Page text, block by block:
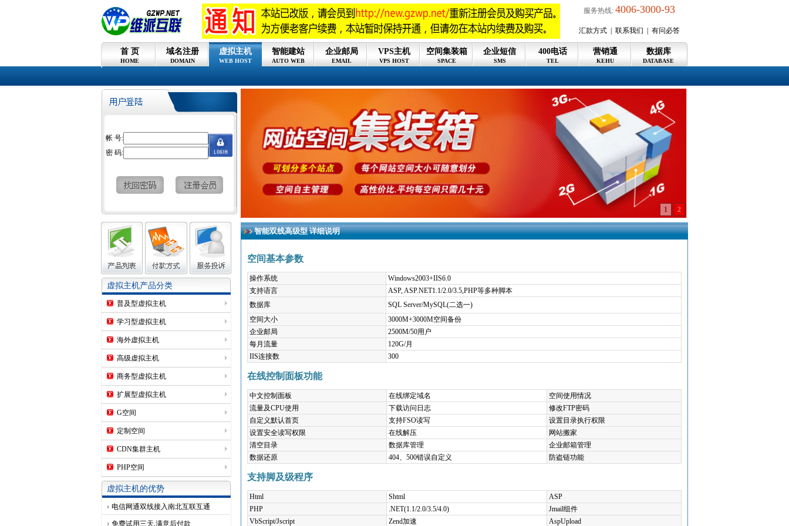
服务热线: 4006-3000-93
汇款方式 联系我们 有问必答
首 页
HOME
域名注册
DOMAIN
虚拟主机
WEB HOST
智能建站
AUTO WEB
企业邮局
EMAIL
VPS主机
VPS HOST
空间集装箱
SPACE
企业短信
SMS
400电话
TEL
营销通
KEHU
数据库
DATABASE
帐 号:
密 码:
虚拟主机产品分类
普及型虚拟主机
学习型虚拟主机
海外虚拟主机
高级虚拟主机
商务型虚拟主机
扩展型虚拟主机
G空间
定制空间
CDN集群主机
PHP空间
虚拟主机的优势
电信网通双线接入南北互联互通
免费试用三天,满意后付款
1 2
智能双线高级型 详细说明
空间基本参数
操作系统
Windows2003+IIS6.0
支持语言
ASP, ASP.NET1.1/2.0/3.5,PHP等多种脚本
数据库
SQL Server/MySQL(二选一)
空间大小
3000M+3000M空间备份
企业邮局
2500M/50用户
每月流量
120G/月
IIS连接数
300
在线控制面板功能
中文控制面板 在线绑定域名
空间使用情况
流量及CPU使用
下载访问日志
修改FTP密码
自定义默认首页
支持FSO读写
设置目录执行权限
设置安全读写权限
在线解压
网站搬家
清空目录
数据库管理
企业邮箱管理
数据还原
404、500错误自定义 防盗链功能
支持脚及级程序
Html Shtml
ASP
PHP
.NET(1.1/2.0/3.5/4.0)
Jmail组件
VbScript/Jscript
Zend加速 AspUpload